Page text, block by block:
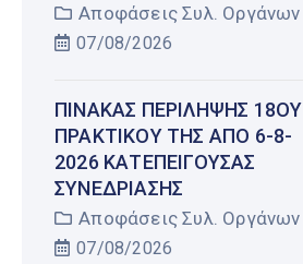
Αποφάσεις Συλ. Οργάνων
07/08/2026
ΠΊΝΑΚΑΣ ΠΕΡΊΛΗΨΗΣ 18ΟΥ
ΠΡΑΚΤΙΚΟΎ ΤΗΣ ΑΠΌ 6-8-
2026 ΚΑΤΕΠΕΊΓΟΥΣΑΣ
ΣΥΝΕΔΡΊΑΣΗΣ
Αποφάσεις Συλ. Οργάνων
07/08/2026